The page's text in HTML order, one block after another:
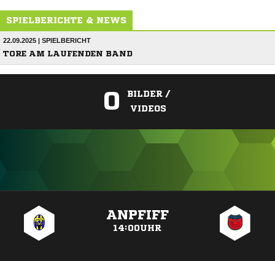
SPIELBERICHTE & NEWS
22.09.2025 | SPIELBERICHT
TORE AM LAUFENDEN BAND
0
BILDER /
VIDEOS
ANPFIFF
14:00UHR